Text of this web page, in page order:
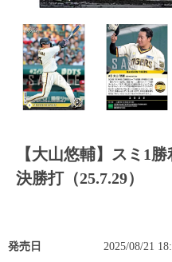
【大山悠輔】スミ1
決勝打（25.7.29）
発売日 2025/08/21